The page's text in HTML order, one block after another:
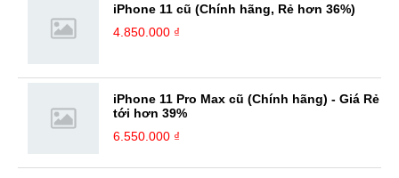
iPhone 11 cũ (Chính hãng, Rẻ hơn 36%)
4.850.000 ₫
iPhone 11 Pro Max cũ (Chính hãng) - Giá Rẻ
tới hơn 39%
6.550.000 ₫